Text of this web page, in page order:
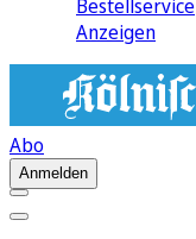
Bestellservice
Anzeigen
Abo
Anmelden